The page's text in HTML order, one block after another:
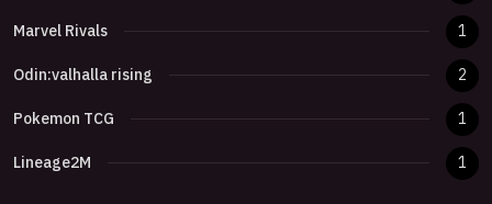
Marvel Rivals
1
Odin:valhalla rising
2
Pokemon TCG
1
Lineage2M
1